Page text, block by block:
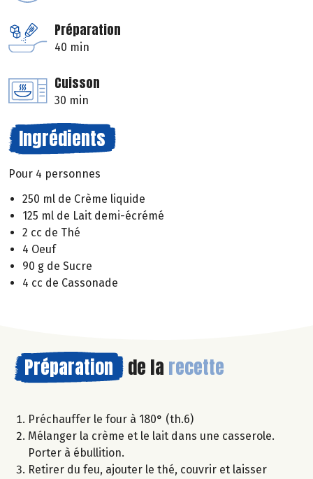
Préparation
40 min
Cuisson
30 min
Ingrédients
Pour 4 personnes
250 ml de Crème liquide
125 ml de Lait demi-écrémé
2 cc de Thé
4 Oeuf
90 g de Sucre
4 cc de Cassonade
Préparation de la recette
Préchauffer le four à 180° (th.6)
Mélanger la crème et le lait dans une casserole.
Porter à ébullition.
Retirer du feu, ajouter le thé, couvrir et laisser